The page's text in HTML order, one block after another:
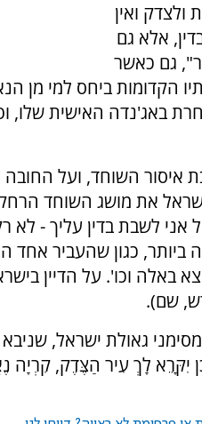
ואין
אלא גם
גם כאשר
הקדומות ביחס למי מן
באג'נדה האישית שלו,
איסור השוחד, ועל החובה
את מושג השוחד
אני לשבת בדין עליך -
כגון שהעביר אחד
באלה וכו'. על הדיין
שם).
גאולת ישראל, שניבא
יִקָּרֵא לָךְ עִיר הַצֶּדֶק, קִרְיָה